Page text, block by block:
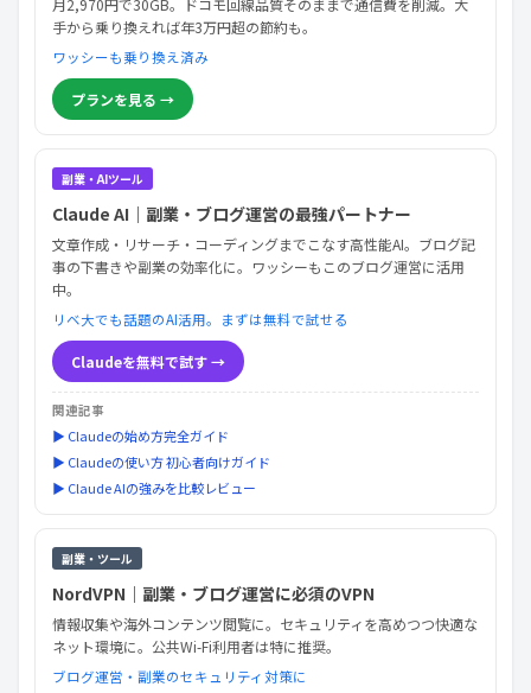
月2,970円で30GB。ドコモ回線品質そのままで通信費を削減。大
手から乗り換えれば年3万円超の節約も。
ワッシーも乗り換え済み
プランを見る →
副業・AIツール
Claude AI｜副業・ブログ運営の最強パートナー
文章作成・リサーチ・コーディングまでこなす高性能AI。ブログ記
事の下書きや副業の効率化に。ワッシーもこのブログ運営に活用
中。
リベ大でも話題のAI活用。まずは無料で試せる
Claudeを無料で試す →
関連記事
▶ Claudeの始め方完全ガイド
▶ Claudeの使い方 初心者向けガイド
▶ Claude AIの強みを比較レビュー
副業・ツール
NordVPN｜副業・ブログ運営に必須のVPN
情報収集や海外コンテンツ閲覧に。セキュリティを高めつつ快適な
ネット環境に。公共Wi-Fi利用者は特に推奨。
ブログ運営・副業のセキュリティ対策に